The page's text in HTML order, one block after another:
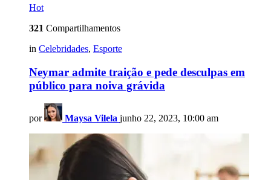
Hot
321 Compartilhamentos
in Celebridades, Esporte
Neymar admite traição e pede desculpas em
público para noiva grávida
por Maysa Vilela junho 22, 2023, 10:00 am